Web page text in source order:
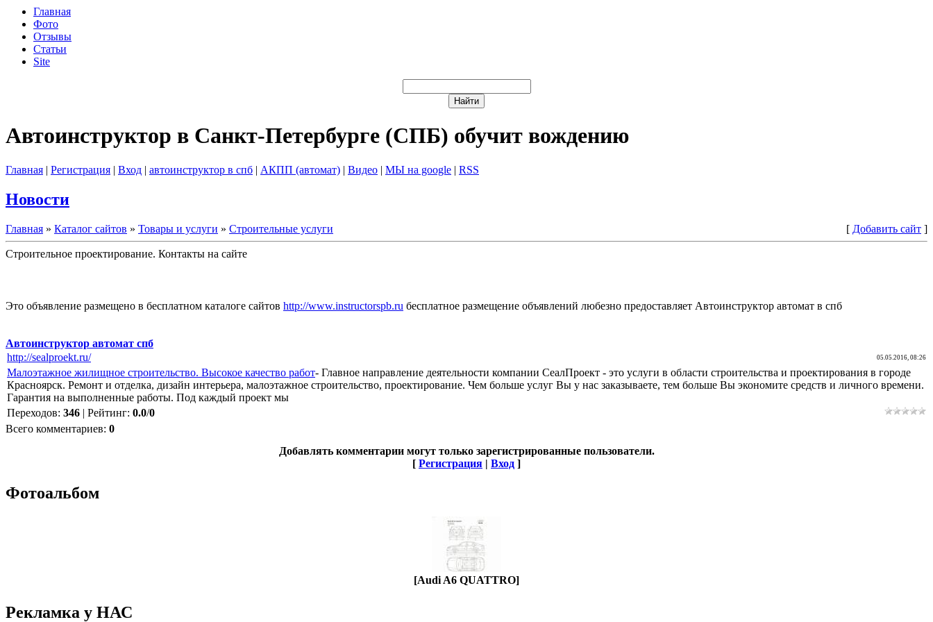
Главная
Фото
Отзывы
Статьи
Site
Автоинструктор в Санкт-Петербурге (СПБ) обучит вождению
Главная | Регистрация | Вход | автоинструктор в спб | АКПП (автомат) | Видео | МЫ на google | RSS
Новости
Главная » Каталог сайтов » Товары и услуги » Строительные услуги [ Добавить сайт ]
Строительное проектирование. Контакты на сайте
Это объявление размещено в бесплатном каталоге сайтов http://www.instructorspb.ru бесплатное размещение объявлений любезно предоставляет Автоинструктор автомат в спб
Автоинструктор автомат спб
http://sealproekt.ru/
05.05.2016, 08:26
Малоэтажное жилищное строительство. Высокое качество работ- Главное направление деятельности компании СеалПроект - это услуги в области строительства и проектирования в городе
Красноярск. Ремонт и отделка, дизайн интерьера, малоэтажное строительство, проектирование. Чем больше услуг Вы у нас заказываете, тем больше Вы экономите средств и личного времени.
Гарантия на выполненные работы. Под каждый проект мы
Переходов: 346 | Рейтинг: 0.0/0
Всего комментариев: 0
Добавлять комментарии могут только зарегистрированные пользователи.
[ Регистрация | Вход ]
Фотоальбом
[Audi A6 QUATTRO]
Рекламка у НАС